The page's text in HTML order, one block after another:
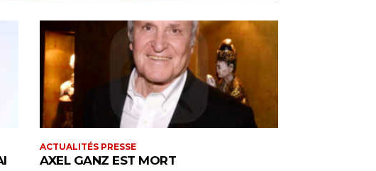
ACTUALITÉS PRESSE
AXEL GANZ EST MORT